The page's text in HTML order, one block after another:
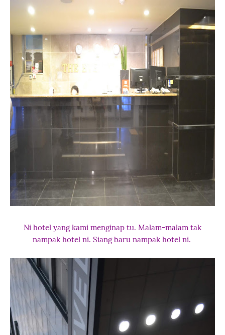
Ni hotel yang kami menginap tu. Malam-malam tak
nampak hotel ni. Siang baru nampak hotel ni.